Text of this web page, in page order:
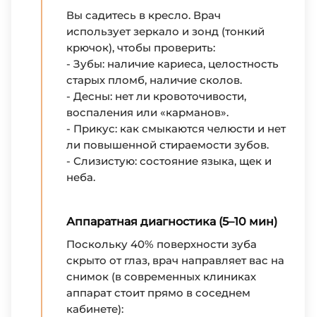
Вы садитесь в кресло. Врач
использует зеркало и зонд (тонкий
крючок), чтобы проверить:
- Зубы: наличие кариеса, целостность
старых пломб, наличие сколов.
- Десны: нет ли кровоточивости,
воспаления или «карманов».
- Прикус: как смыкаются челюсти и нет
ли повышенной стираемости зубов.
- Слизистую: состояние языка, щек и
неба.
Аппаратная диагностика (5–10 мин)
Поскольку 40% поверхности зуба
скрыто от глаз, врач направляет вас на
снимок (в современных клиниках
аппарат стоит прямо в соседнем
кабинете):